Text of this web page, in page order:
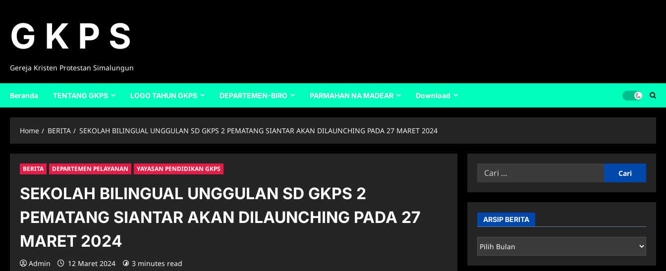
contentG K P S
Gereja Kristen Protestan Simalungun
Beranda TENTANG GKPS LOGO TAHUN GKPS DEPARTEMEN-BIRO PARMAHAN NA MADEAR Download
Home BERITA SEKOLAH BILINGUAL UNGGULAN SD GKPS 2 PEMATANG SIANTAR AKAN DILAUNCHING PADA 27 MARET 2024
BERITA DEPARTEMEN PELAYANAN YAYASAN PENDIDIKAN GKPS
SEKOLAH BILINGUAL UNGGULAN SD GKPS 2
PEMATANG SIANTAR AKAN DILAUNCHING PADA 27
MARET 2024
Admin 12 Maret 2024 3 minutes read
Cari
ARSIP BERITA
ARSIP
BERITA